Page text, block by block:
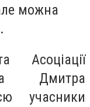
можна
Асоціації
Дмитра
учасники